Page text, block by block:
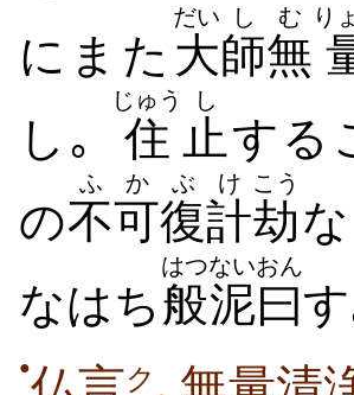
にまた 大
だい
師
し
無
む り
し｡ 住
じゅう
止
し
する
の不可
ふか
復計
ぶけ
劫
こう
なはち般
はつ
泥曰
ないおん
す
● ク